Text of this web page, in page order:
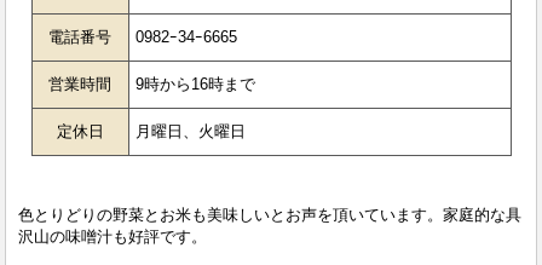
電話番号 0982ｰ34ｰ6665
営業時間 9時から16時まで
定休日 月曜日、火曜日
色とりどりの野菜とお米も美味しいとお声を頂いています。家庭的な具
沢山の味噌汁も好評です。